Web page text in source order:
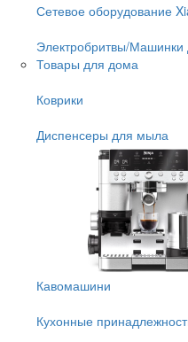
Сетевое оборудование
Электробритвы/
Товары для дома
Коврики
Диспенсеры для мыла
Кавомашини
Кухонные